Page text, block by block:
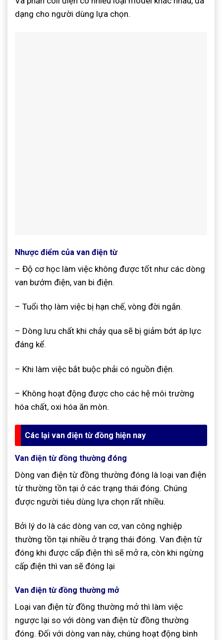
dạng cho người dùng lựa chọn.
Nhược điểm của van điện từ
– Độ cơ học làm việc không được tốt như các dòng
van bướm điện, van bi điện.
– Tuổi thọ làm việc bị hạn chế, vòng đời ngắn.
– Dòng lưu chất khi chảy qua sẽ bị giảm bớt áp lực
đáng kể.
– Khi làm việc bắt buộc phải có nguồn điện.
– Không hoạt động được cho các hệ môi trường
hóa chất, oxi hóa ăn mòn.
Các lại van điện từ đồng hiện nay
Van điện từ đồng thường đóng
Dòng van điện từ đồng thường đóng là loại van điện
từ thường tồn tại ở các trạng thái đóng. Chúng
được người tiêu dùng lựa chọn rất nhiều.
Bởi lý do là các dòng van cơ, van công nghiệp
thường tồn tại nhiều ở trạng thái đóng. Van điện từ
đóng khi được cấp điện thì sẽ mở ra, còn khi ngừng
cấp điện thì van sẽ đóng lại
Van điện từ đồng thường mở
Loại van điện từ đồng thường mở thì làm việc
ngược lại so với dòng van điện từ đồng thường
đóng. Đối với dòng van này, chúng hoạt động bình